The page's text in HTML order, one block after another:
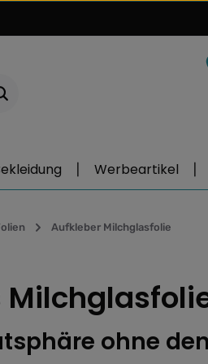
Werbeartikel
Aufkleber Milchglasfolie
ohne